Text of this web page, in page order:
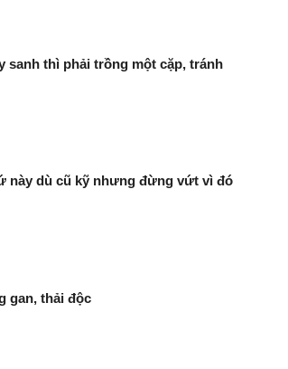
sanh thì phải trồng một cặp, tránh
này dù cũ kỹ nhưng đừng vứt vì đó
gan, thải độc